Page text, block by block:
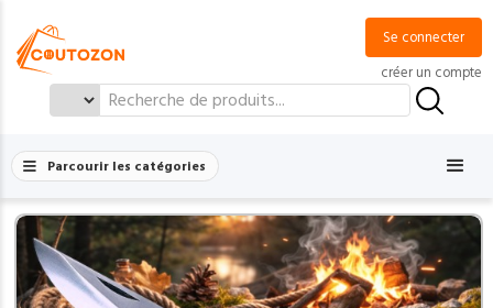
Search
Se connecter
créer un compte
Parcourir les catégories